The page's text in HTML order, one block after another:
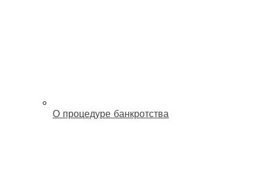
О процедуре банкротства